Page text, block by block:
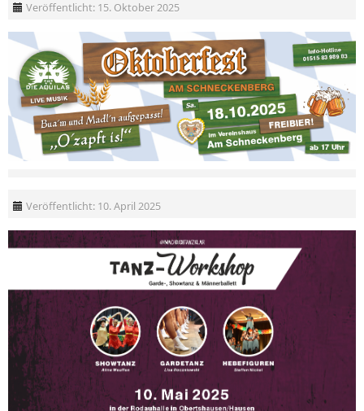
Veröffentlicht: 15. Oktober 2025
Veröffentlicht: 10. April 2025